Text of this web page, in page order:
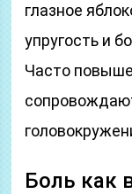
глазное
упругость и
Часто
Боль как